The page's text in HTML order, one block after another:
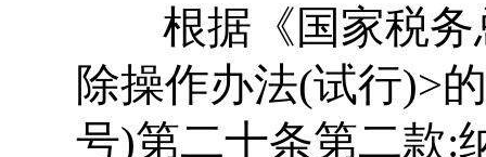
根据《国家税务
除操作办法(试行)>
号)第二十条第二款: